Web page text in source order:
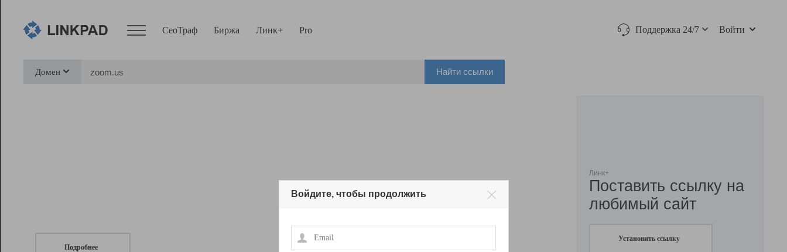
СеоТраф Биржа Линк+ Pro Поддержка 24/7 Войти
Домен Найти ссылки
Подробнее
Линк+
Поставить ссылку на
любимый сайт
Установить ссылку
Войдите, чтобы продолжить
Email